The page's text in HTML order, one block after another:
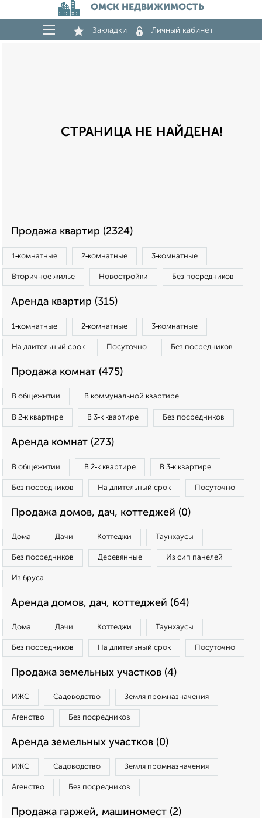
ОМСК НЕДВИЖИМОСТЬ
Закладки Личный кабинет
СТРАНИЦА НЕ НАЙДЕНА!
Продажа квартир (2324)
1‑комнатные 2‑комнатные 3‑комнатные
Вторичное жилье Новостройки Без посредников
Аренда квартир (315)
1‑комнатные 2‑комнатные 3‑комнатные
На длительный срок Посуточно Без посредников
Продажа комнат (475)
В общежитии В коммунальной квартире
В 2‑к квартире В 3‑к квартире Без посредников
Аренда комнат (273)
В общежитии В 2‑к квартире В 3‑к квартире
Без посредников На длительный срок Посуточно
Продажа домов, дач, коттеджей (0)
Дома Дачи Коттеджи Таунхаусы
Без посредников Деревянные Из сип панелей
Из бруса
Аренда домов, дач, коттеджей (64)
Дома Дачи Коттеджи Таунхаусы
Без посредников На длительный срок Посуточно
Продажа земельных участков (4)
ИЖС Садоводство Земля промназначения
Агенство Без посредников
Аренда земельных участков (0)
ИЖС Садоводство Земля промназначения
Агенство Без посредников
Продажа гаржей, машиномест (2)